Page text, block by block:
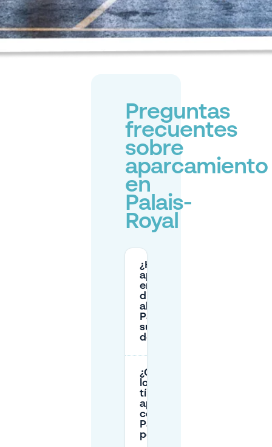
Preguntas
frecuentes
sobre
aparcamiento
en
Palais-
Royal
¿Hay
aparcamiento
en la calle
disponible
alrededor del
Palais-Royal y
suele ser fácil
de encontrar?
¿Cuáles son
los precios
típicos de
aparcamiento
cerca del
Palais-Royal
por 1 hora?